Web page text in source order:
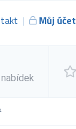
Můj účet
nabídek